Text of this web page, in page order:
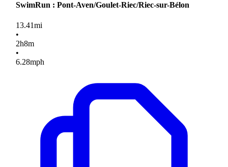
SwimRun : Pont-Aven/Goulet-Riec/Riec-sur-Bélon
13.41mi
•
2h8m
•
6.28mph